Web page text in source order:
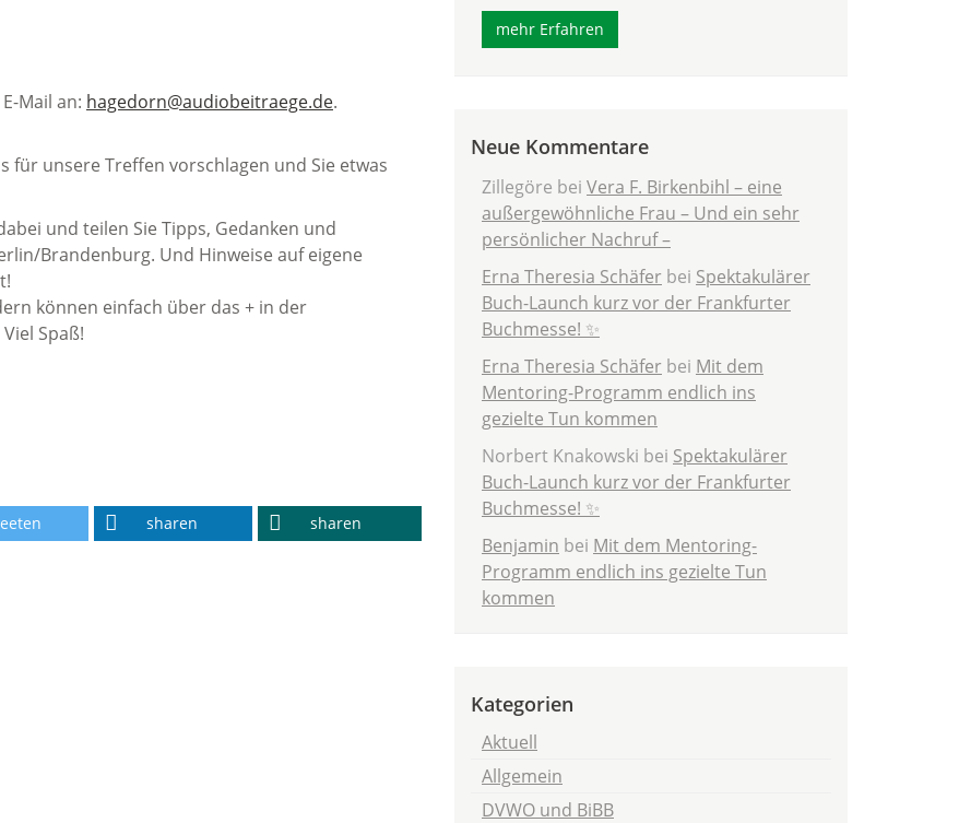
Mail an: hagedorn@audiobeitraege.de.
für unsere Treffen vorschlagen und Sie etwas
und teilen Sie Tipps, Gedanken und
Brandenburg. Und Hinweise auf eigene
können einfach über das + in der
Spaß!
sharen sharen
mehr Erfahren
Neue Kommentare
Zillegöre bei Vera F. Birkenbihl – eine
außergewöhnliche Frau – Und ein sehr
persönlicher Nachruf –
Erna Theresia Schäfer bei Spektakulärer
Buch-Launch kurz vor der Frankfurter
Buchmesse! ✨
Erna Theresia Schäfer bei Mit dem
Mentoring-Programm endlich ins
gezielte Tun kommen
Norbert Knakowski bei Spektakulärer
Buch-Launch kurz vor der Frankfurter
Buchmesse! ✨
Benjamin bei Mit dem Mentoring-
Programm endlich ins gezielte Tun
kommen
Kategorien
Aktuell
Allgemein
DVWO und BiBB